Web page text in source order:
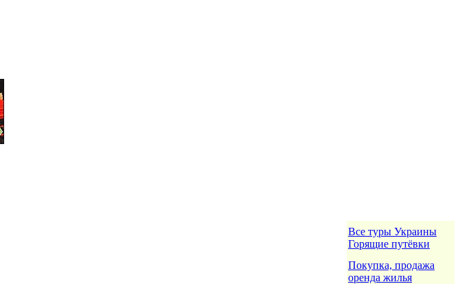
Все туры Украины
Горящие путёвки
Покупка, продажа
оренда жилья